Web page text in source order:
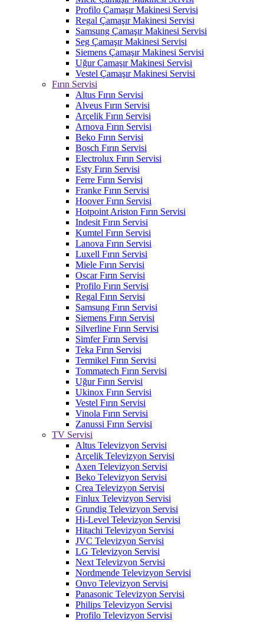
Profilo Çamaşır Makinesi Servisi
Regal Çamaşır Makinesi Servisi
Samsung Çamaşır Makinesi Servisi
Seg Çamaşır Makinesi Servisi
Siemens Çamaşır Makinesi Servisi
Uğur Çamaşır Makinesi Servisi
Vestel Çamaşır Makinesi Servisi
Fırın Servisi
Altus Fırın Servisi
Alveus Fırın Servisi
Arçelik Fırın Servisi
Arnova Fırın Servisi
Beko Fırın Servisi
Bosch Fırın Servisi
Electrolux Fırın Servisi
Esty Fırın Servisi
Ferre Fırın Servisi
Franke Fırın Servisi
Hoover Fırın Servisi
Hotpoint Ariston Fırın Servisi
Indesit Fırın Servisi
Kumtel Fırın Servisi
Lanova Fırın Servisi
Luxell Fırın Servisi
Miele Fırın Servisi
Oscar Fırın Servisi
Profilo Fırın Servisi
Regal Fırın Servisi
Samsung Fırın Servisi
Siemens Fırın Servisi
Silverline Fırın Servisi
Simfer Fırın Servisi
Teka Fırın Servisi
Termikel Fırın Servisi
Tommatech Fırın Servisi
Uğur Fırın Servisi
Ukinox Fırın Servisi
Vestel Fırın Servisi
Vinola Fırın Servisi
Zanussi Fırın Servisi
TV Servisi
Altus Televizyon Servisi
Arçelik Televizyon Servisi
Axen Televizyon Servisi
Beko Televizyon Servisi
Crea Televizyon Servisi
Finlux Televizyon Servisi
Grundig Televizyon Servisi
Hi-Level Televizyon Servisi
Hitachi Televizyon Servisi
JVC Televizyon Servisi
LG Televizyon Servisi
Next Televizyon Servisi
Nordmende Televizyon Servisi
Onvo Televizyon Servisi
Panasonic Televizyon Servisi
Philips Televizyon Servisi
Profilo Televizyon Servisi